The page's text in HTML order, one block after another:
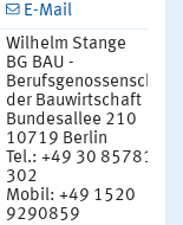
E-Mail
Wilhelm Stange
BG BAU -
Berufsgenossenschaft
der Bauwirtschaft
Bundesallee 210
10719 Berlin
Tel.: +49 30 85781-
302
Mobil: +49 1520
9290859